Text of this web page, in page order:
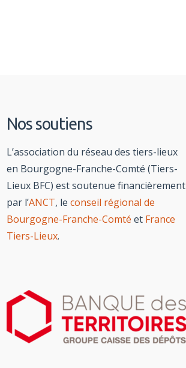
Nos soutiens
L’association du réseau des tiers-lieux
en Bourgogne-Franche-Comté (Tiers-
Lieux BFC) est soutenue financièrement
par l’ANCT, leconseil régional de
Bourgogne-Franche-Comté et France
Tiers-Lieux.